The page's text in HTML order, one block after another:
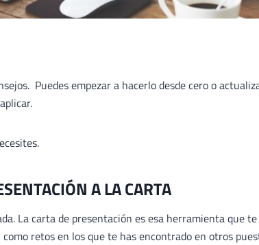
Puedes empezar a hacerlo desde cero o
A LA CARTA
La carta de presentación es esa herramienta que te
como retos en los que te has encontrado en otros